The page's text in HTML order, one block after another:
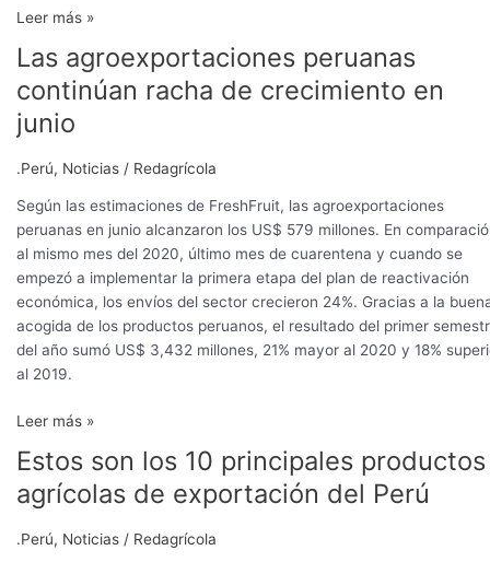
Leer más »
Las agroexportaciones peruanas
continúan racha de crecimiento en
junio
.Perú, Noticias / Redagrícola
Según las estimaciones de FreshFruit, las agroexportaciones
peruanas en junio alcanzaron los US$ 579 millones. En
al mismo mes del 2020, último mes de cuarentena y cuando se
empezó a implementar la primera etapa del plan de reactivación
económica, los envíos del sector crecieron 24%. Gracias a la
acogida de los productos peruanos, el resultado del primer
del año sumó US$ 3,432 millones, 21% mayor al 2020 y 18%
al 2019.
Las
agroexportaciones
peruanas
continúan
de
crecimiento
junio
Leer más »
Estos son los 10 principales productos
agrícolas de exportación del Perú
.Perú, Noticias / Redagrícola
Estos
los
principales